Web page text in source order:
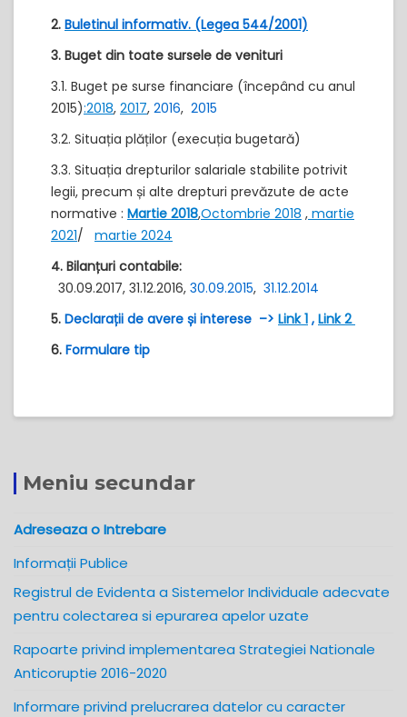
2. Buletinul informativ. (Legea 544/2001)
3. Buget din toate sursele de venituri
3.1. Buget pe surse financiare (începând cu anul
2015):2018, 2017, 2016, 2015
3.2. Situația plăților (execuția bugetară)
3.3. Situația drepturilor salariale stabilite potrivit
legii, precum și alte drepturi prevăzute de acte
normative : Martie 2018,Octombrie 2018 , martie
2021/ martie 2024
4. Bilanțuri contabile:
30.09.2017, 31.12.2016, 30.09.2015, 31.12.2014
5. Declarații de avere și interese –> Link 1 , Link 2
6. Formulare tip
Meniu secundar
Adreseaza o Intrebare
Informații Publice
Registrul de Evidenta a Sistemelor Individuale adecvate
pentru colectarea si epurarea apelor uzate
Rapoarte privind implementarea Strategiei Nationale
Anticoruptie 2016-2020
Informare privind prelucrarea datelor cu caracter